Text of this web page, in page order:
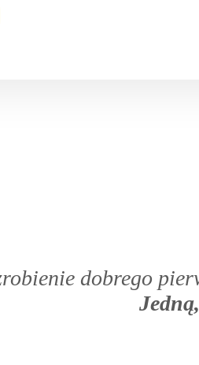
dobrego